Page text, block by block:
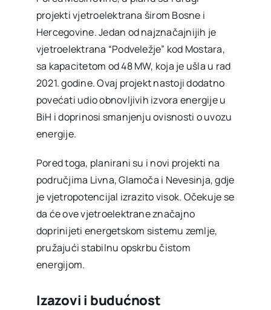
projekti vjetroelektrana širom Bosne i
Hercegovine. Jedan od najznačajnijih je
vjetroelektrana “Podveležje” kod Mostara,
sa kapacitetom od 48 MW, koja je ušla u rad
2021. godine. Ovaj projekt nastoji dodatno
povećati udio obnovljivih izvora energije u
BiH i doprinosi smanjenju ovisnosti o uvozu
energije.
Pored toga, planirani su i novi projekti na
područjima Livna, Glamoča i Nevesinja, gdje
je vjetropotencijal izrazito visok. Očekuje se
da će ove vjetroelektrane značajno
doprinijeti energetskom sistemu zemlje,
pružajući stabilnu opskrbu čistom
energijom.
Izazovi i budućnost